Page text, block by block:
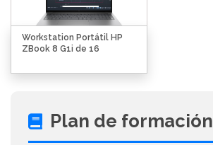
Workstation Portátil HP
ZBook 8 G1i de 16
Plan de formación